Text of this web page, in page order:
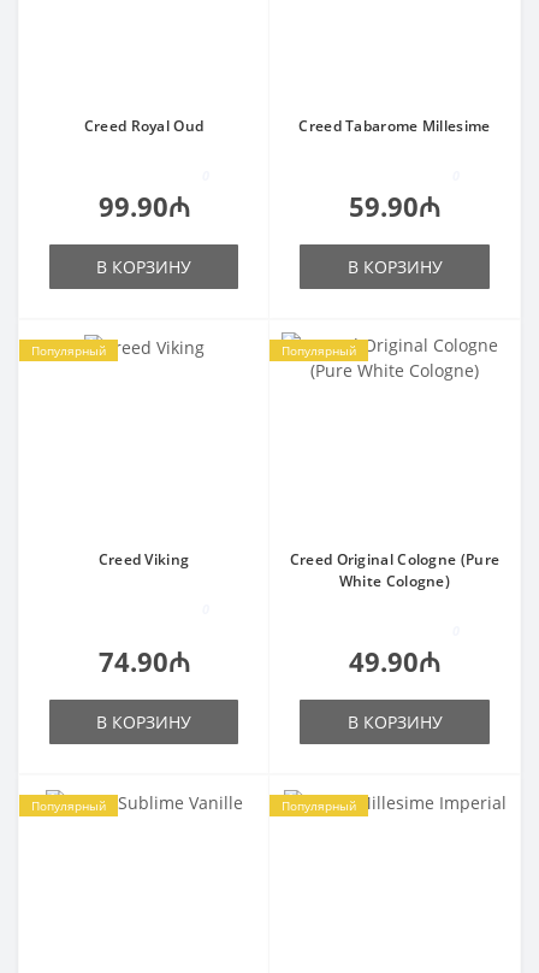
Creed Royal Oud
99.90₼
В КОРЗИНУ
Creed Tabarome Millesime
59.90₼
В КОРЗИНУ
Популярный
Creed Viking
74.90₼
В КОРЗИНУ
Популярный
Creed Original Cologne (Pure
White Cologne)
49.90₼
В КОРЗИНУ
Популярный Популярный